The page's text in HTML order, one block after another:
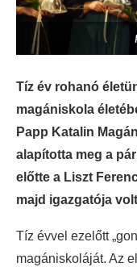
Tíz év rohanó
magániskola
Papp Katalin
alapította meg a
előtte a Liszt
majd igazgatója
Tíz évvel ezelőtt
magániskoláját. Az